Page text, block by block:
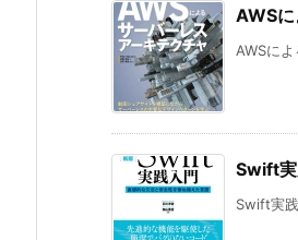
AWSに
AWSに
Swift実
Swift実